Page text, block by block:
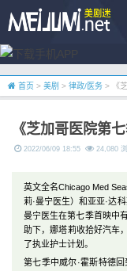
首页 > 美剧 > 律政/医务 > 《
《芝加哥医院第
2022/06/09 18:55 24,080
英文全名Chicago Med
莉·曼宁医生）和亚亚·达
曼宁医生在第七季首映中
助下，娜塔莉收拾好汽车
了执业护士计划。
第七季中威尔·霍斯特德